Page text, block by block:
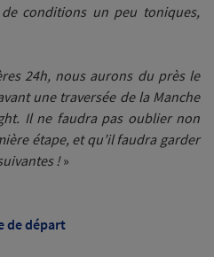
conditions un peu toniques,
24h, nous aurons du près le
une traversée de la Manche
Il ne faudra pas oublier non
étape, et qu’il faudra garder
!»
de départ